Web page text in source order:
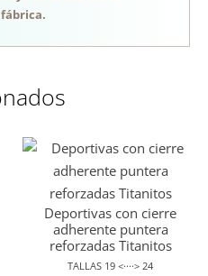
Deportivas con cierre
adherente puntera
reforzadas Titanitos
TALLAS 19 <····> 24